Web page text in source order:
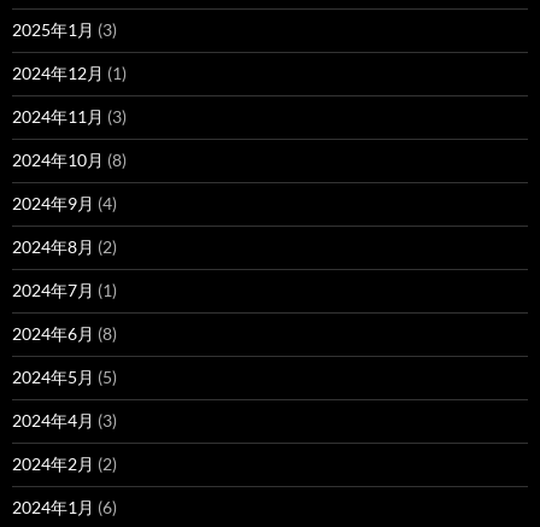
2025年1月 (3)
2024年12月 (1)
2024年11月 (3)
2024年10月 (8)
2024年9月 (4)
2024年8月 (2)
2024年7月 (1)
2024年6月 (8)
2024年5月 (5)
2024年4月 (3)
2024年2月 (2)
2024年1月 (6)